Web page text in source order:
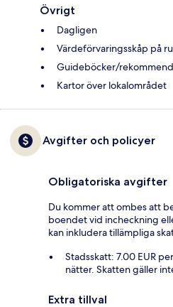
Övrigt
Dagligen
Värdeförvaringsskåp på
Guideböcker/
Kartor över lokalområdet
Avgifter och policyer
Obligatoriska avgifter
Du kommer att ombes att
boendet vid incheckning
kan inkludera tillämpliga
Stadsskatt: 7.00 EUR
nätter. Skatten gäller
Extra tillval